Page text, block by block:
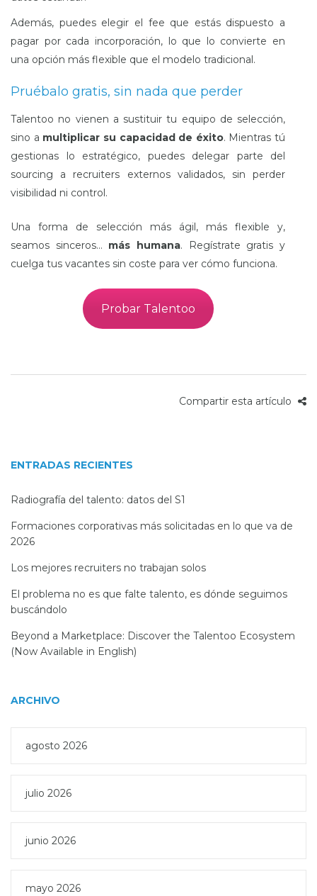
Además, puedes elegir el fee que estás dispuesto a
pagar por cada incorporación, lo que lo convierte en
una opción más flexible que el modelo tradicional.
Pruébalo gratis, sin nada que perder
Talentoo no vienen a sustituir tu equipo de selección,
sino a multiplicar su capacidad de éxito. Mientras tú
gestionas lo estratégico, puedes delegar parte del
sourcing a recruiters externos validados, sin perder
visibilidad ni control.
Una forma de selección más ágil, más flexible y,
seamos sinceros… más humana. Regístrate gratis y
cuelga tus vacantes sin coste para ver cómo funciona.
Probar Talentoo
Compartir esta artículo
ENTRADAS RECIENTES
Radiografía del talento: datos del S1
Formaciones corporativas más solicitadas en lo que va de
2026
Los mejores recruiters no trabajan solos
El problema no es que falte talento, es dónde seguimos
buscándolo
Beyond a Marketplace: Discover the Talentoo Ecosystem
(Now Available in English)
ARCHIVO
agosto 2026
julio 2026
junio 2026
mayo 2026